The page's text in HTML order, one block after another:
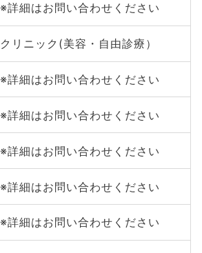
※詳細はお問い合わせください
クリニック(美容・自由診療）
※詳細はお問い合わせください
※詳細はお問い合わせください
※詳細はお問い合わせください
※詳細はお問い合わせください
※詳細はお問い合わせください